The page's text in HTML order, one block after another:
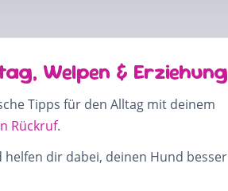
Welpen & Erziehung
Tipps für den Alltag mit deinem
Rückruf.
dir dabei, deinen Hund besser